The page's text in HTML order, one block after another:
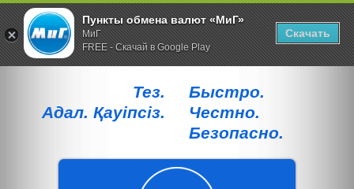
Тез.
Адал. Қауiпсiз.
Быстро.
Честно.
Безопасно.
Пункты обмена валют «МиГ»
МиГ
FREE - Скачай в Google Play
Скачать